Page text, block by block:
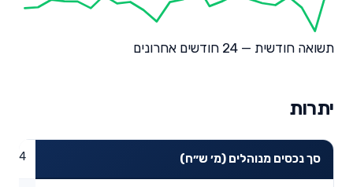
תשואה חודשית — 24 חודשים אחרונים
יתרות
סך נכסים מנוהלים (מ׳ ש״ח)